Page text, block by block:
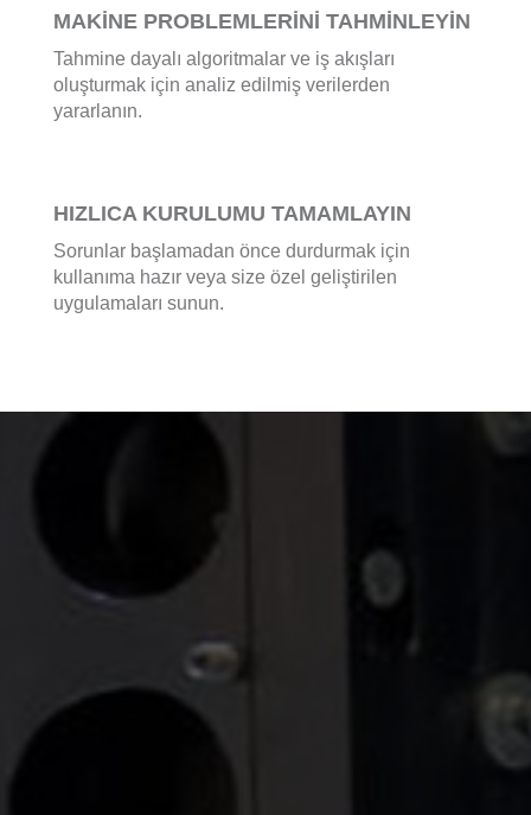
MAKİNE PROBLEMLERİNİ TAHMİNLEYİN
Tahmine dayalı algoritmalar ve iş akışları
oluşturmak için analiz edilmiş verilerden
yararlanın.
HIZLICA KURULUMU TAMAMLAYIN
Sorunlar başlamadan önce durdurmak için
kullanıma hazır veya size özel geliştirilen
uygulamaları sunun.